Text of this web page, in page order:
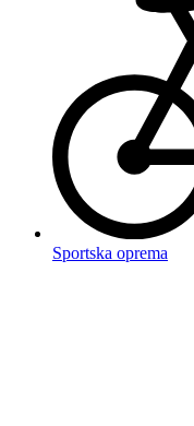
Sportska oprema